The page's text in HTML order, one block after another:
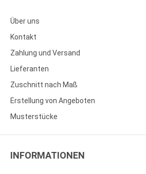
Über uns
Kontakt
Zahlung und Versand
Lieferanten
Zuschnitt nach Maß
Erstellung von Angeboten
Musterstücke
INFORMATIONEN